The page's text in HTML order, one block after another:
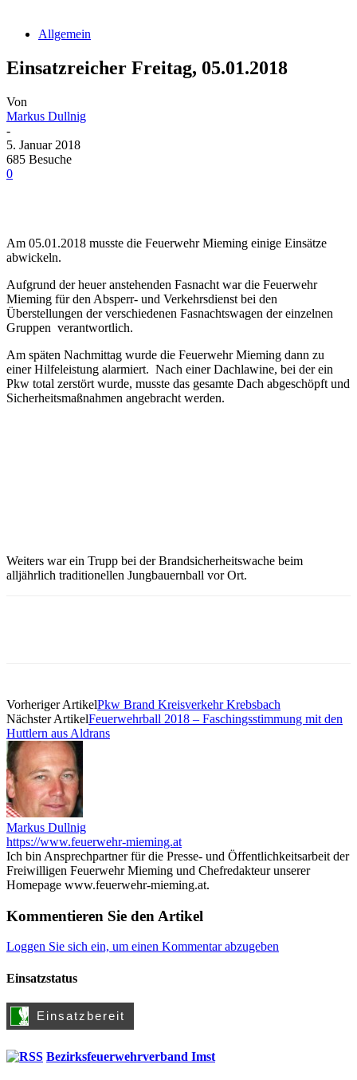
Allgemein
Einsatzreicher Freitag, 05.01.2018
Von
Markus Dullnig
-
5. Januar 2018
685 Besuche
0
Am 05.01.2018 musste die Feuerwehr Mieming einige Einsätze
abwickeln.
Aufgrund der heuer anstehenden Fasnacht war die Feuerwehr
Mieming für den Absperr- und Verkehrsdienst bei den
Überstellungen der verschiedenen Fasnachtswagen der einzelnen
Gruppen verantwortlich.
Am späten Nachmittag wurde die Feuerwehr Mieming dann zu
einer Hilfeleistung alarmiert. Nach einer Dachlawine, bei der ein
Pkw total zerstört wurde, musste das gesamte Dach abgeschöpft und
Sicherheitsmaßnahmen angebracht werden.
Weiters war ein Trupp bei der Brandsicherheitswache beim
alljährlich traditionellen Jungbauernball vor Ort.
Vorheriger ArtikelPkw Brand Kreisverkehr Krebsbach
Nächster ArtikelFeuerwehrball 2018 – Faschingsstimmung mit den
Huttlern aus Aldrans
Markus Dullnig
https://www.feuerwehr-mieming.at
Ich bin Ansprechpartner für die Presse- und Öffentlichkeitsarbeit der
Freiwilligen Feuerwehr Mieming und Chefredakteur unserer
Homepage www.feuerwehr-mieming.at.
Kommentieren Sie den Artikel
Loggen Sie sich ein, um einen Kommentar abzugeben
Einsatzstatus
Bezirksfeuerwehrverband Imst